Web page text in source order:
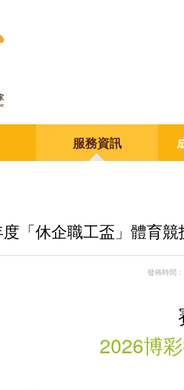
服務資訊
「休企職工盃」體育
發佈時
2026博